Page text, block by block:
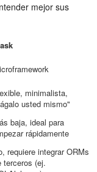
mejor sus
minimalista,
usted mismo"
baja, ideal para
rápidamente
requiere integrar ORMs
terceros (ej.